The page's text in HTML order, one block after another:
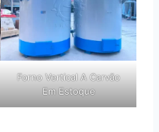
Forno Vertical A Carvão
Em Estoque